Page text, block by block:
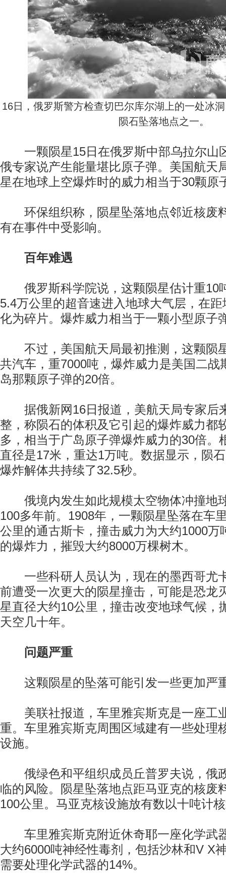
16日，俄罗斯警方检查切巴尔库尔湖上的一处冰
陨石坠落地点之一。
一颗陨星15日在俄罗斯中部乌拉尔山
俄专家说产生能量堪比原子弹。美国航天
星在地球上空爆炸时的威力相当于30颗原
环保组织称，陨星坠落地点邻近核废
有在事件中受影响。
百年难遇
俄罗斯科学院说，这颗陨星估计重10
5.4万公里的超音速进入地球大气层，在
化为碎片。爆炸威力相当于一颗小型原子
不过，美国航天局最初推测，这颗陨
共汽车，重7000吨，爆炸威力是美国二战
岛那颗原子弹的20倍。
据俄新网16日报道，美航天局专家后
整，称陨石的体积及它引起的爆炸威力都
多，相当于广岛原子弹爆炸威力的30倍。
直径是17米，重达1万吨。数据显示，陨
爆炸解体共持续了32.5秒。
俄境内发生如此规模太空物体冲撞地
100多年前。1908年，一颗陨星坠落在车
公里的通古斯卡，撞击威力为大约1000万
的爆炸力，摧毁大约8000万棵树木。
一些科研人员认为，现在的墨西哥尤
前遭受一次更大的陨星撞击，可能是恐龙
星直径大约10公里，撞击改变地球气候，
天空几十年。
问题严重
这颗陨星的坠落可能引发一些更加严
美联社报道，车里雅宾斯克是一座工
重。车里雅宾斯克周围区域建有一些处理
设施。
俄绿色和平组织成员丘普罗夫说，俄
临的风险。陨星坠落地点距马亚克的核废
100公里。马亚克核设施放有数以十吨计
车里雅宾斯克附近休奇耶一座化学武
大约6000吨神经性毒剂，包括沙林和V X
需要处理化学武器的14%。